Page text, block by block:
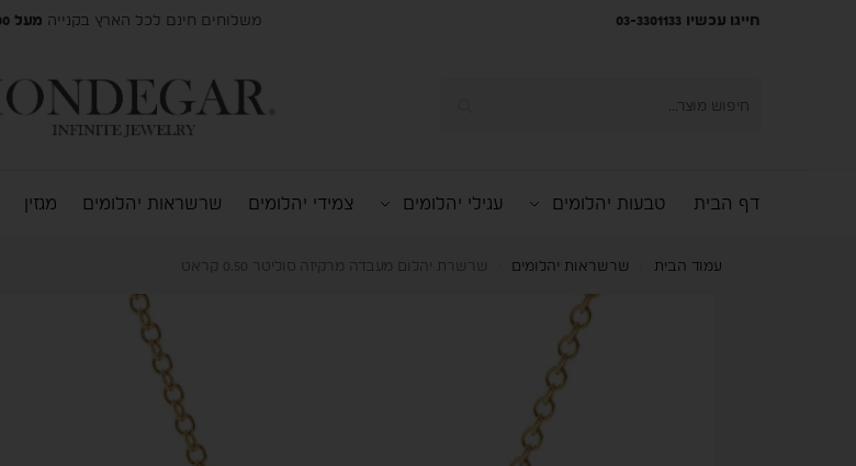
חייגו עכשיו 03-3301133 משלוחים חינם לכל הארץ בקנייה מעל ₪800
דף הבית טבעות יהלומים עגילי יהלומים צמידי יהלומים שרשראות יהלומים מגזין
עמוד הבית שרשראות יהלומים שרשרת יהלום מעבדה מרקיזה סוליטר 0.50 קראט